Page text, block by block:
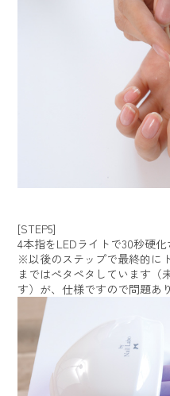
[STEP5]
4本指をLEDライトで30秒硬化
※以後のステップで最終的に
まではぺタペタしています（
す）が、仕様ですので問題あ